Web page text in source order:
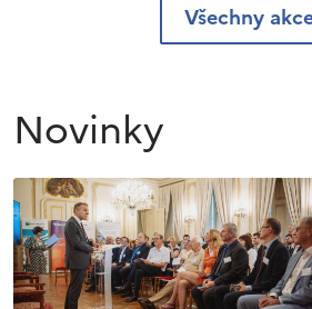
Všechny
Novinky